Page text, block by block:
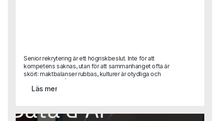
Senior rekrytering är ett högriskbeslut. Inte för att
kompetens saknas, utan för att sammanhanget ofta är
skört: maktbalanser rubbas, kulturer är otydliga och
konkreta lärdomar från uppdrag där employer branding,
sekundära.
Läs mer